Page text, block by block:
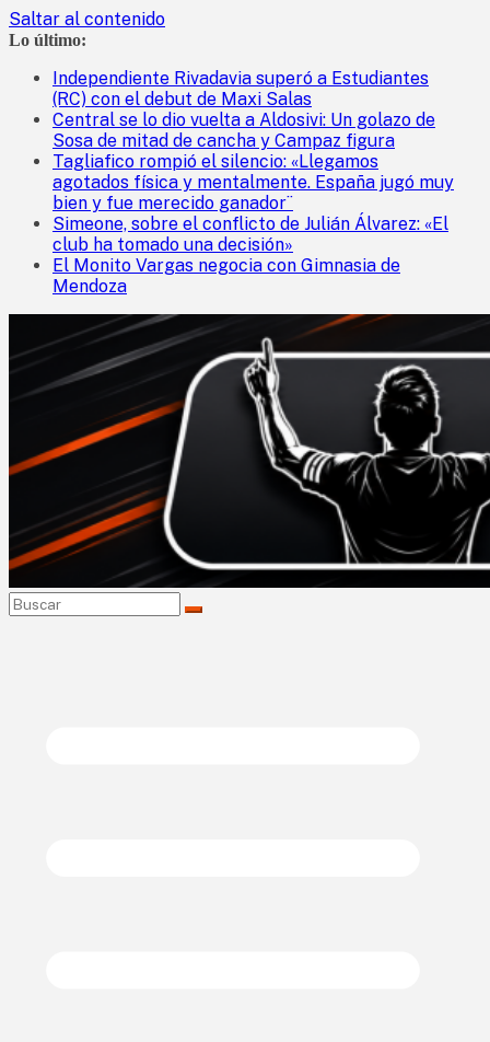
Saltar al contenido
Lo último:
Independiente Rivadavia superó a Estudiantes
(RC) con el debut de Maxi Salas
Central se lo dio vuelta a Aldosivi: Un golazo de
Sosa de mitad de cancha y Campaz figura
Tagliafico rompió el silencio: «Llegamos
agotados física y mentalmente. España jugó muy
bien y fue merecido ganador¨
Simeone, sobre el conflicto de Julián Álvarez: «El
club ha tomado una decisión»
El Monito Vargas negocia con Gimnasia de
Mendoza